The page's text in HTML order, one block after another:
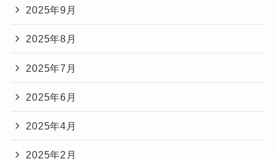
2025年9月
2025年8月
2025年7月
2025年6月
2025年4月
2025年2月